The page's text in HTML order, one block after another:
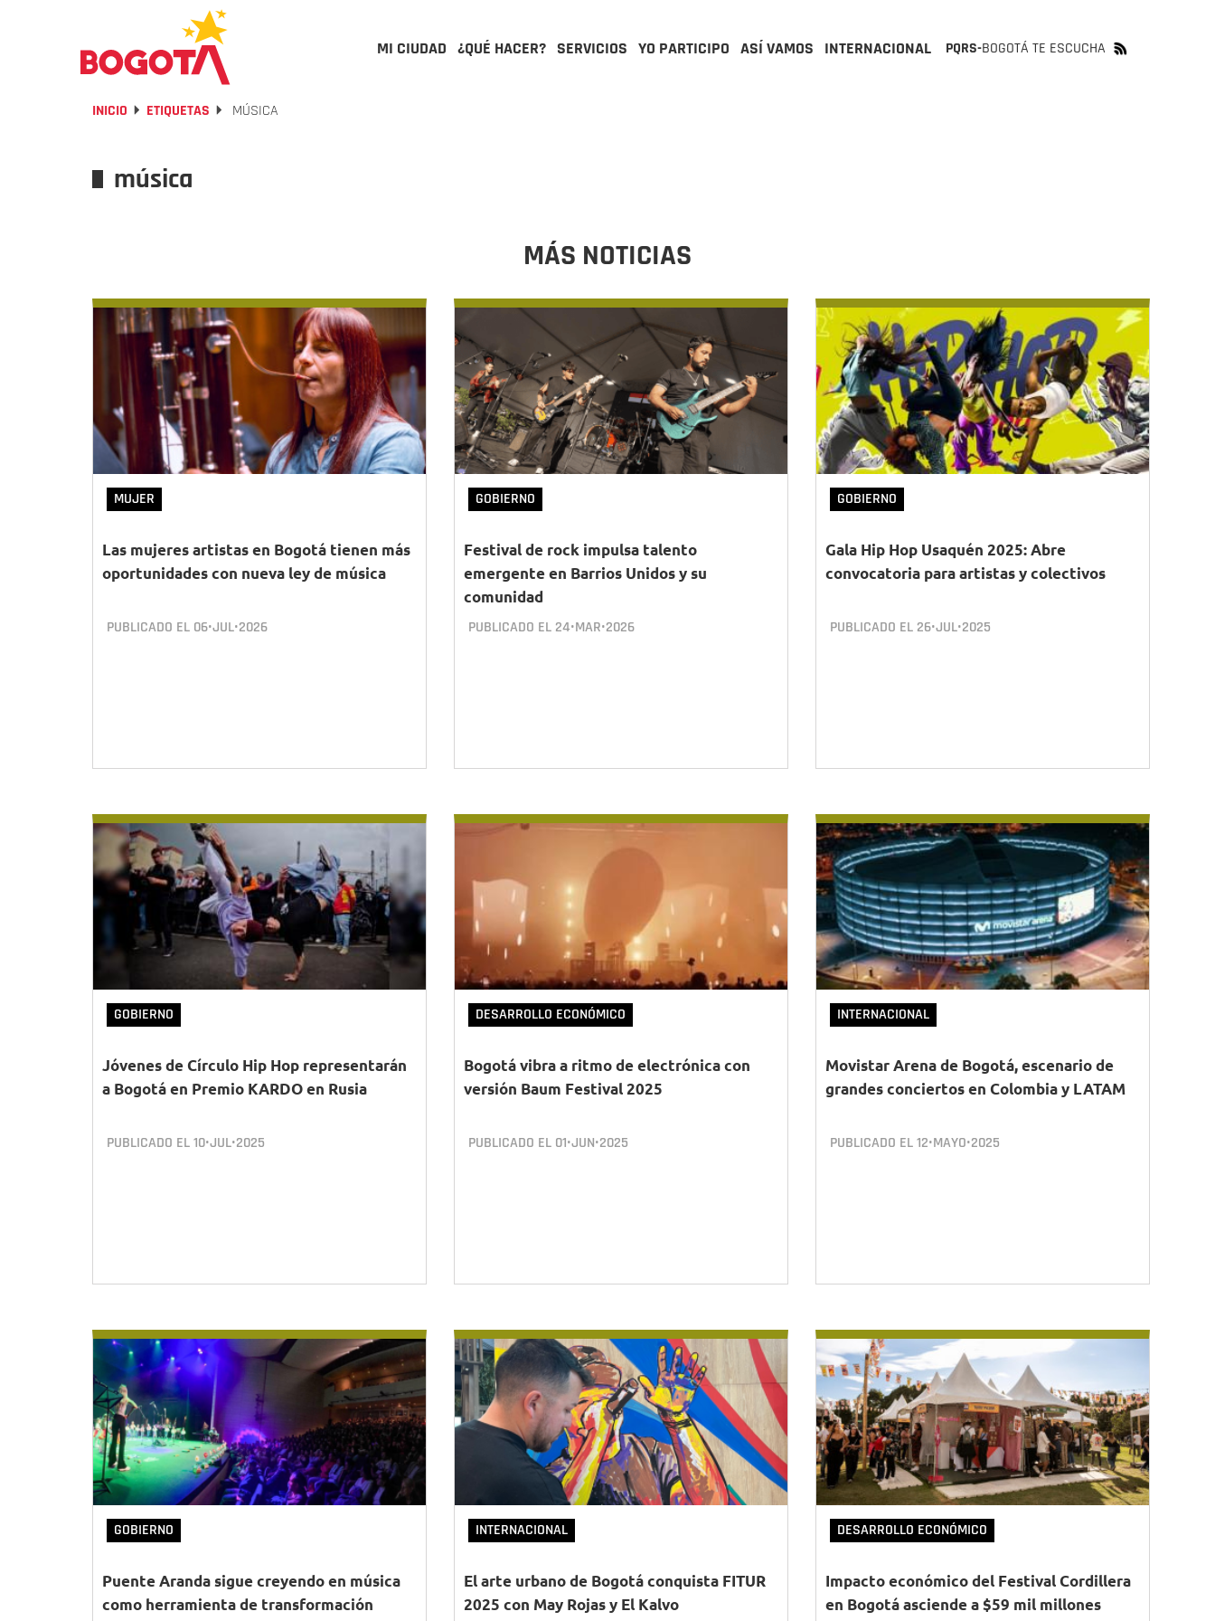
MI CIUDAD ¿QUÉ HACER? SERVICIOS YO PARTICIPO ASÍ VAMOS INTERNACIONAL PQRS-BOGOTÁ TE ESCUCHA
INICIO ETIQUETAS MÚSICA
música
MÁS NOTICIAS
MUJER
Las mujeres artistas en Bogotá tienen más
oportunidades con nueva ley de música
PUBLICADO EL 06•JUL•2026
GOBIERNO
Festival de rock impulsa talento
emergente en Barrios Unidos y su
comunidad
PUBLICADO EL 24•MAR•2026
GOBIERNO
Gala Hip Hop Usaquén 2025: Abre
convocatoria para artistas y colectivos
PUBLICADO EL 26•JUL•2025
GOBIERNO
Jóvenes de Círculo Hip Hop representarán
a Bogotá en Premio KARDO en Rusia
PUBLICADO EL10•JUL•2025
DESARROLLO ECONÓMICO
Bogotá vibra a ritmo de electrónica con
versión Baum Festival 2025
PUBLICADO EL 01•JUN•2025
INTERNACIONAL
Movistar Arena de Bogotá, escenario de
grandes conciertos en Colombia y LATAM
PUBLICADO EL12•MAYO•2025
GOBIERNO
Puente Aranda sigue creyendo en música
como herramienta de transformación
INTERNACIONAL
El arte urbano de Bogotá conquista FITUR
2025 con May Rojas y El Kalvo
DESARROLLO ECONÓMICO
Impacto económico del Festival Cordillera
en Bogotá asciende a $59 mil millones